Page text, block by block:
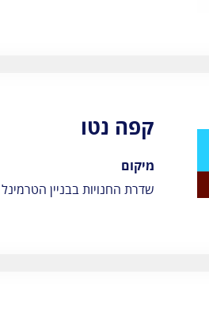
קפה נטו
מיקום
שדרת החנויות בבניין הטרמינל